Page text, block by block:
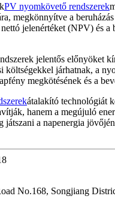
PV nyomkövető rendszerek
megkönnyítve a
jelenértéket (NPV) és a
jelentős előnyöket
költségekkel járhatnak, a
megkötésének és a
átalakító technológiát
hanem a megújuló
játszani a napenergia
No.168, Songjiang